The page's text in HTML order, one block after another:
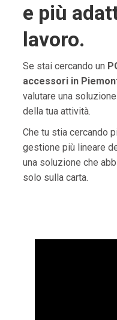
e più
lavoro.
Se stai cercando un
accessori in
valutare una
della tua attività.
Che tu stia cercando
gestione più lineare
una soluzione che
solo sulla carta.